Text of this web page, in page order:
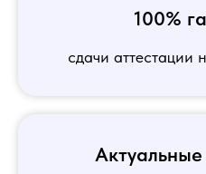
100%
сдачи аттестации